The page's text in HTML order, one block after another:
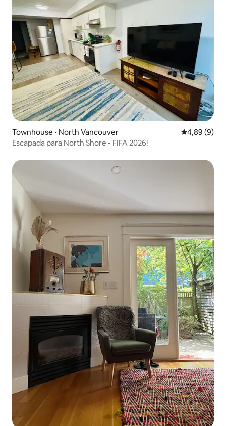
Townhouse ⋅ North Vancouver 4,89 de uma
4,89 (9)
Escapada para North Shore - FIFA 2026!